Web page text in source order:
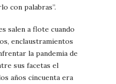
con palabras”.
salen a flote cuando
enclaustramientos
la pandemia de
sus facetas el
años cincuenta era